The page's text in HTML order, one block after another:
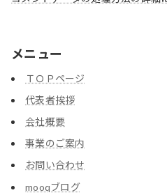
メニュー
ＴＯＰページ
代表者挨拶
会社概要
事業のご案内
お問い合わせ
mooqブログ